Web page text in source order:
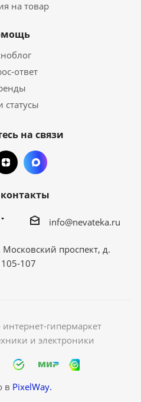
на товар
ответ
статусы
на связи
info@nevateka.ru
Московский проспект, д.
105-107
гипермаркет
и электроники
в PixelWay.